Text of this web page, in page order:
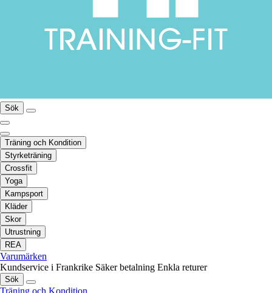
Sök
Träning och Kondition
Styrketräning
Crossfit
Yoga
Kampsport
Kläder
Skor
Utrustning
REA
Varumärken
Kundservice i Frankrike Säker betalning Enkla returer
Sök